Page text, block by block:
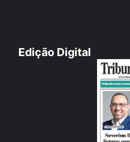
Edição Digital